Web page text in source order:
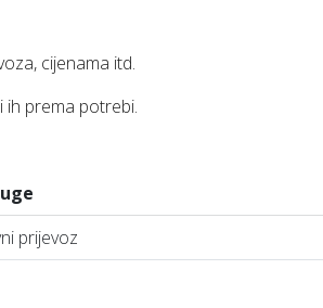
cijenama itd.
ih prema potrebi.
prijevoz